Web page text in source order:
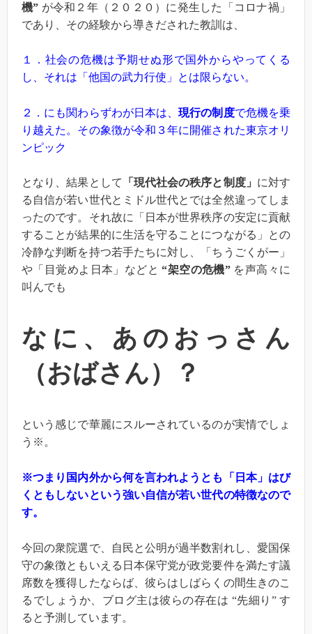
機” が令和２年（２０２０）に発生した「コロナ禍」
であり、その経験から導きだされた教訓は、
１．社会の危機は予期せぬ形で国外からやってくる
し、それは「他国の武力行使」とは限らない。
２．にも関わらずわが日本は、現行の制度で危機を乗
り越えた。その象徴が令和３年に開催された東京オリ
ンピック
となり、結果として 「現代社会の秩序と制度」 に対す
る自信が若い世代とミドル世代とでは全然違ってしま
ったのです。それ故に「日本が世界秩序の安定に貢献
することが結果的に生活を守ることにつながる」との
冷静な判断を持つ若手たちに対し、「ちうごくがー」
や「目覚めよ日本」などと “架空の危機”を声高々に
叫んでも
なに、あのおっさん
（おばさん）？
という感じで華麗にスルーされているのが実情でしょ
う※。
※つまり国内外から何を言われようとも「日本」はび
くともしないという強い自信が若い世代の特徴なので
す。
今回の衆院選で、自民と公明が過半数割れし、愛国保
守の象徴ともいえる日本保守党が政党要件を満たす議
席数を獲得したならば、彼らはしばらくの間生きのこ
るでしょうか、ブログ主は彼らの存在は “先細り” す
ると予測しています。